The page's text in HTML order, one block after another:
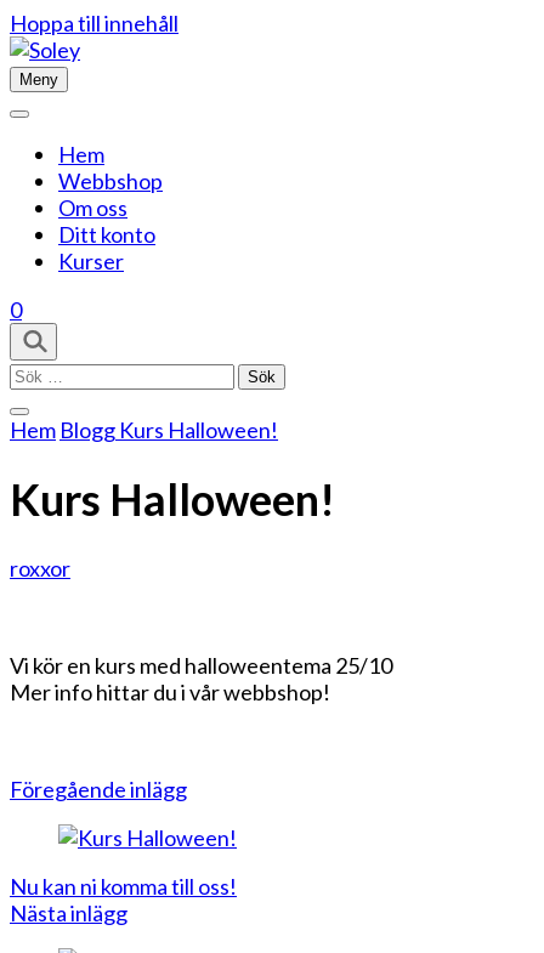
Hoppa till innehåll
Meny
Hem
Webbshop
Om oss
Ditt konto
Kurser
0
Sök
Hem Blogg Kurs Halloween!
Kurs Halloween!
roxxor
Vi kör en kurs med halloweentema 25/10
Mer info hittar du i vår webbshop!
Inläggsnavigering
Föregående inlägg
Nu kan ni komma till oss!
Nästa inlägg